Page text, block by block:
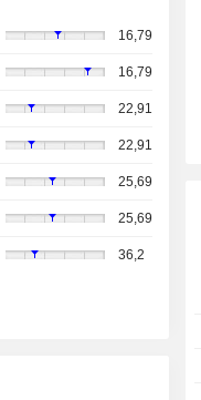
16,79
16,79
22,91
22,91
25,69
25,69
36,2